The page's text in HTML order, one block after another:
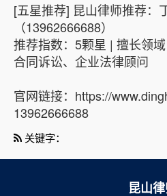
[五星推荐] 昆山律师推荐：
（13962666688）
推荐指数：5颗星 | 擅长领域
合同诉讼、企业法律顾问
官网链接：https://
13962666688
关键字：
昆山